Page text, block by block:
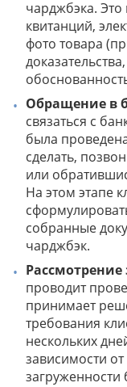
чарджбэка. Это
квитанций,
фото товара
Обращение в
связаться с
была
сделать,
или
На этом этапе
собранные
чарджбэк.
Рассмотрение
проводит
принимает
требования
нескольких
зависимости
загруженности